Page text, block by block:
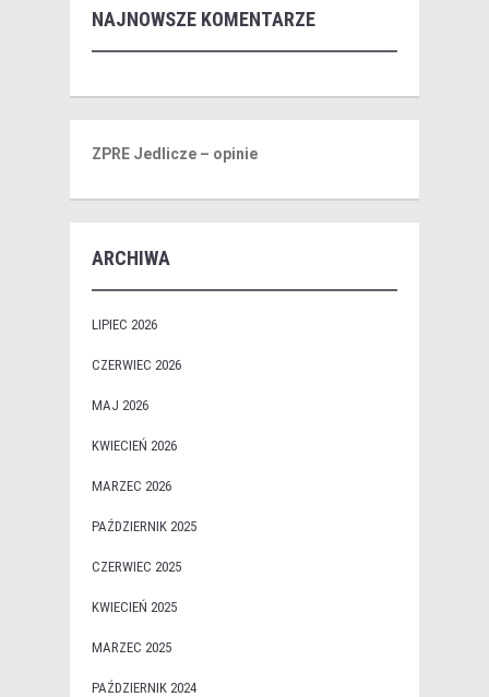
NAJNOWSZE KOMENTARZE
ZPRE Jedlicze – opinie
ARCHIWA
LIPIEC 2026
CZERWIEC 2026
MAJ 2026
KWIECIEŃ 2026
MARZEC 2026
PAŹDZIERNIK 2025
CZERWIEC 2025
KWIECIEŃ 2025
MARZEC 2025
PAŹDZIERNIK 2024